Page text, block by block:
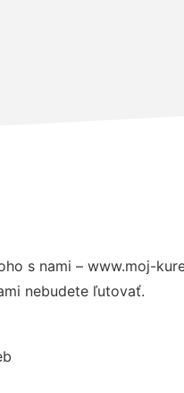
s nami – www.moj-
nebudete ľutovať.